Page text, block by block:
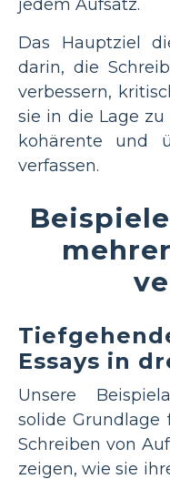
jedem Aufsatz.
Das Hauptziel
darin, die
verbessern,
sie in die Lage
kohärente und
verfassen.
Essays in
Unsere
solide Grundlage
Schreiben von
zeigen, wie sie